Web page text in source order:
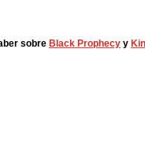
sobre Black Prophecy y